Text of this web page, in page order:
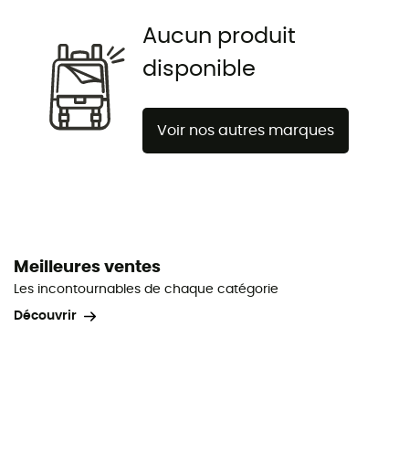
Aucun produit
disponible
Voir nos autres marques
Meilleures ventes
Les incontournables de chaque catégorie
Découvrir